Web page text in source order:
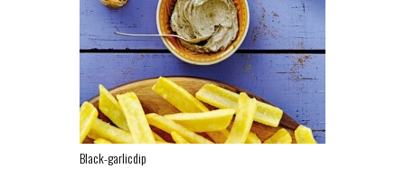
Black-garlicdip